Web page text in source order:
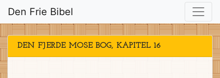
Den Frie Bibel
DEN FJERDE MOSE BOG, KAPITEL 16